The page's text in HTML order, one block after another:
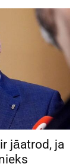
jāatrod, ja